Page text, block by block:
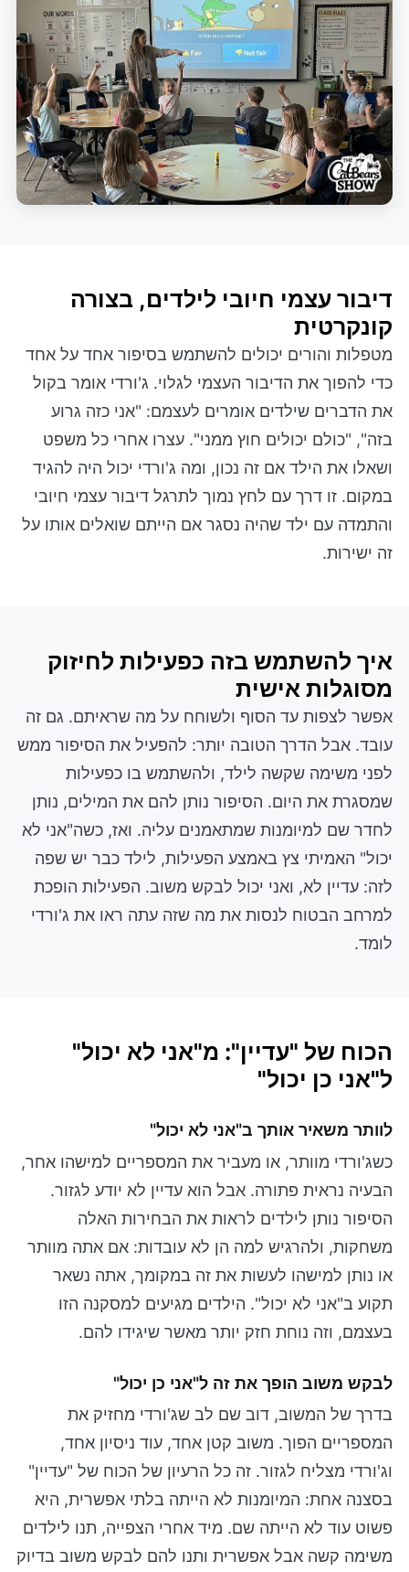
דיבור עצמי חיובי לילדים, בצורה
קונקרטית
מטפלות והורים יכולים להשתמש בסיפור אחד על אחד
כדי להפוך את הדיבור העצמי לגלוי. ג'ורדי אומר בקול
את הדברים שילדים אומרים לעצמם: "אני כזה גרוע
בזה", "כולם יכולים חוץ ממני". עצרו אחרי כל משפט
ושאלו את הילד אם זה נכון, ומה ג'ורדי יכול היה להגיד
במקום. זו דרך עם לחץ נמוך לתרגל דיבור עצמי חיובי
והתמדה עם ילד שהיה נסגר אם הייתם שואלים אותו על
זה ישירות.
איך להשתמש בזה כפעילות לחיזוק
מסוגלות אישית
אפשר לצפות עד הסוף ולשוחח על מה שראיתם. גם זה
עובד. אבל הדרך הטובה יותר: להפעיל את הסיפור ממש
לפני משימה שקשה לילד, ולהשתמש בו כפעילות
שמסגרת את היום. הסיפור נותן להם את המילים, נותן
לחדר שם למיומנות שמתאמנים עליה. ואז, כשה"אני לא
יכול" האמיתי צץ באמצע הפעילות, לילד כבר יש שפה
לזה: עדיין לא, ואני יכול לבקש משוב. הפעילות הופכת
למרחב הבטוח לנסות את מה שזה עתה ראו את ג'ורדי
לומד.
הכוח של "עדיין": מ"אני לא יכול"
ל"אני כן יכול"
לוותר משאיר אותך ב"אני לא יכול"
כשג'ורדי מוותר, או מעביר את המספריים למישהו אחר,
הבעיה נראית פתורה. אבל הוא עדיין לא יודע לגזור.
הסיפור נותן לילדים לראות את הבחירות האלה
משחקות, ולהרגיש למה הן לא עובדות: אם אתה מוותר
או נותן למישהו לעשות את זה במקומך, אתה נשאר
תקוע ב"אני לא יכול". הילדים מגיעים למסקנה הזו
בעצמם, וזה נוחת חזק יותר מאשר שיגידו להם.
לבקש משוב הופך את זה ל"אני כן יכול"
בדרך של המשוב, דוב שם לב שג'ורדי מחזיק את
המספריים הפוך. משוב קטן אחד, עוד ניסיון אחד,
וג'ורדי מצליח לגזור. זה כל הרעיון של הכוח של "עדיין"
בסצנה אחת: המיומנות לא הייתה בלתי אפשרית, היא
פשוט עוד לא הייתה שם. מיד אחרי הצפייה, תנו לילדים
משימה קשה אבל אפשרית ותנו להם לבקש משוב בדיוק